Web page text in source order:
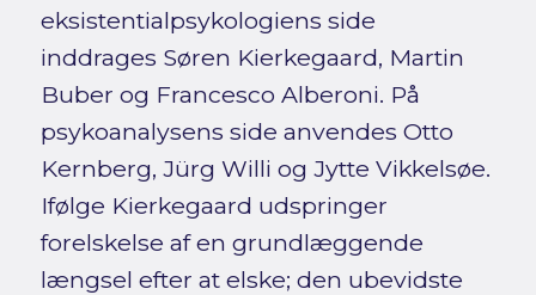
eksistentialpsykologiens side
inddrages Søren Kierkegaard, Martin
Buber og Francesco Alberoni. På
psykoanalysens side anvendes Otto
Kernberg, Jürg Willi og Jytte Vikkelsøe.
Ifølge Kierkegaard udspringer
forelskelse af en grundlæggende
længsel efter at elske; den ubevidste